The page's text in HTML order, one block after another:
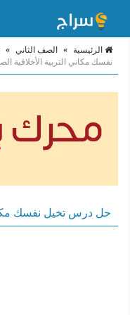
الرئيسية » الصف الثاني »
نفسك مكاني التربية الأخلاقية
حل درس تخيل نفسك